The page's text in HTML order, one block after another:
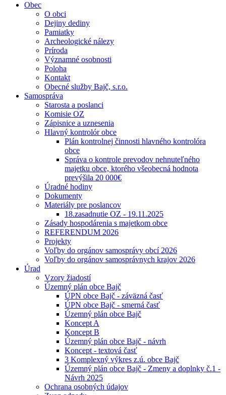
Obec
O obci
Dejiny dediny
Pamiatky
Archeologické nálezy
Príroda
Významné osobnosti
Poloha
Kontakt
Obecné služby Bajč, s.r.o.
Samospráva
Starosta a poslanci
Komisie OZ
Zápisnice a uznesenia
Hlavný kontrolór obce
Plán kontrolnej činnosti hlavného kontrolóra
obce
Správa o kontrole prevodov nehnuteľného
majetku obce, ktorého všeobecná hodnota
prevýšila 20 000€
Úradné hodiny
Dokumenty
Materiály pre poslancov
18.zasadnutie OZ - 19.11.2025
Zásady hospodárenia s majetkom obce
REFERENDUM 2026
Projekty
Voľby do orgánov samosprávy obcí 2026
Voľby do orgánov samosprávnych krajov 2026
Úrad
Vzory žiadostí
Územný plán obce Bajč
ÚPN obce Bajč - záväzná časť
ÚPN obce Bajč - smerná časť
Územný plán obce Bajč
Koncept A
Koncept B
Územný plán obce Bajč - návrh
Koncept - textová časť
3 Komplexný výkres z.ú. obce Bajč
Územný plán obce Bajč - Zmeny a doplnky č.1 -
Návrh 2025
Ochrana osobných údajov